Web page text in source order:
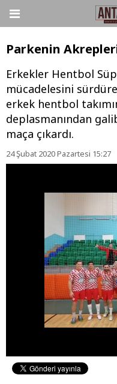
Parkenin
Erkekler Hentbol
mücadelesini
erkek hentbol
deplasmanından
maça çıkardı.
24 Şubat 2020 Pazartesi 15:27